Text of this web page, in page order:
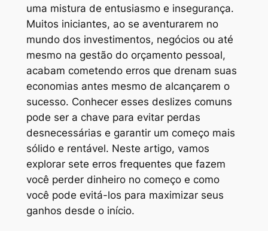
uma mistura de entusiasmo e insegurança.
Muitos iniciantes, ao se aventurarem no
mundo dos investimentos, negócios ou até
mesmo na gestão do orçamento pessoal,
acabam cometendo erros que drenam suas
economias antes mesmo de alcançarem o
sucesso. Conhecer esses deslizes comuns
pode ser a chave para evitar perdas
desnecessárias e garantir um começo mais
sólido e rentável. Neste artigo, vamos
explorar sete erros frequentes que fazem
você perder dinheiro no começo e como
você pode evitá-los para maximizar seus
ganhos desde o início.